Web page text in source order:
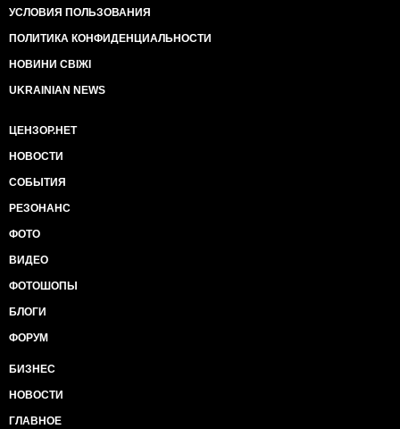
УСЛОВИЯ ПОЛЬЗОВАНИЯ
ПОЛИТИКА КОНФИДЕНЦИАЛЬНОСТИ
НОВИНИ СВІЖІ
UKRAINIAN NEWS
ЦЕНЗОР.НЕТ
НОВОСТИ
СОБЫТИЯ
РЕЗОНАНС
ФОТО
ВИДЕО
ФОТОШОПЫ
БЛОГИ
ФОРУМ
БИЗНЕС
НОВОСТИ
ГЛАВНОЕ